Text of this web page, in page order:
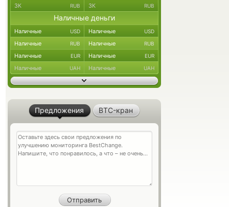
ЗК RUB ЗК RUB
Наличные деньги
Наличные USD Наличные USD
Наличные RUB Наличные RUB
Наличные EUR Наличные EUR
Наличные UAH Наличные UAH
Предложения BTC-кран